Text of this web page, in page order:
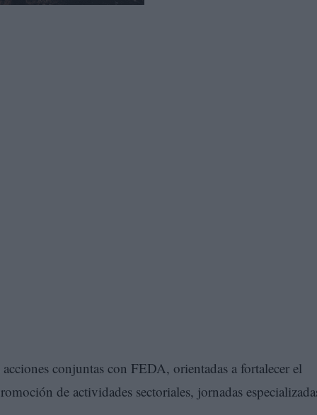
conjuntas con FEDA, orientadas a fortalecer el
de actividades sectoriales, jornadas